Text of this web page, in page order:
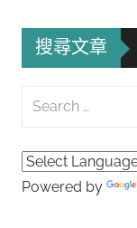
搜尋文章
Search
Powered by